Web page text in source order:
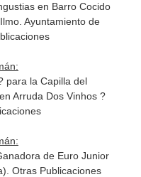
en Barro Cocido
Ayuntamiento de
para la Capilla del
Arruda Dos Vinhos ?
de Euro Junior
Otras Publicaciones